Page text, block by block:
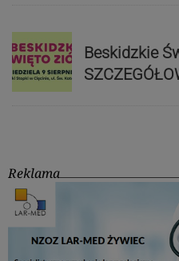
Beskidzkie
Reklama